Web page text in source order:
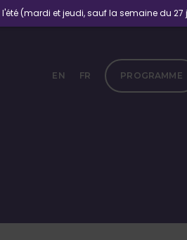
EN FR PROGRAMME
(mardi et jeudi, sauf la semaine du 27